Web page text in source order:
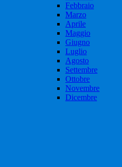
Febbraio
Marzo
Aprile
Maggio
Giugno
Luglio
Agosto
Settembre
Ottobre
Novembre
Dicembre